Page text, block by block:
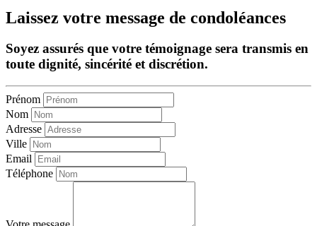
Laissez votre message de condoléances
Soyez assurés que votre témoignage sera transmis en
toute dignité, sincérité et discrétion.
Prénom
Nom
Adresse
Ville
Email
Téléphone